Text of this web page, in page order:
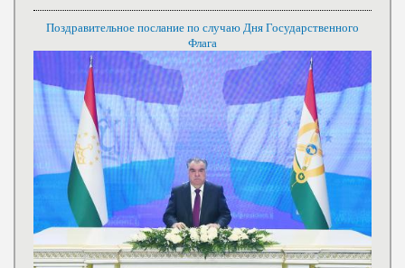
Поздравительное послание по случаю Дня Государственного
Флага